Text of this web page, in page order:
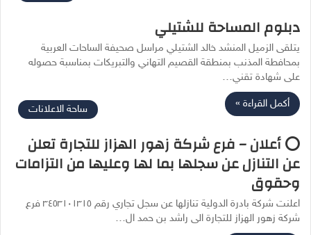
دبلوم المساحة للشتيلي
يتلقى الزميل المنشد خالد الشتيلي مراسل صحيفة الساحات العربية
بمحافطة المذنب بمنطقة القصيم التهاني والتبريكات بمناسبة حصوله
على شهادة تقني…
أكمل القراءة » ساحة الاعلانات
⭕ أعلان – فرع شركة زهور الهزاز للتجارة تعلن
عن التنازل عن سجلها بما لها وعليها من التزامات
وحقوق
اعلنت شركة بادرة الدولية تنازلها عن سجل تجاري رقم ٣٤٥٣١٠١٣١٥ فرع
شركة زهور الهزاز للتجارة الى راشد بن حمد ال…